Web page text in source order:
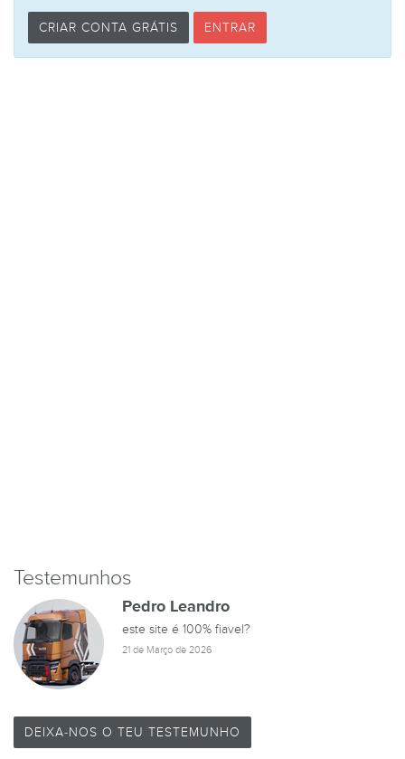
CRIAR CONTA GRÁTIS ENTRAR
Testemunhos
Pedro Leandro
este site é 100% fiavel?
21 de Março de 2026
DEIXA-NOS O TEU TESTEMUNHO